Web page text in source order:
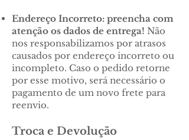
Endereço Incorreto: preencha com
atenção os dados de entrega! Não
nos responsabilizamos por atrasos
causados por endereço incorreto ou
incompleto. Caso o pedido retorne
por esse motivo, será necessário o
pagamento de um novo frete para
reenvio.
Troca e Devolução